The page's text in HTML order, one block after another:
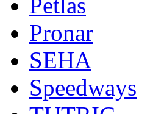
Pronar
SEHA
Speedways